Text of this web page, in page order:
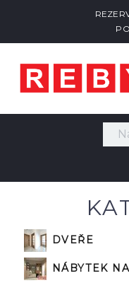
DVEŘE
NÁBYTEK